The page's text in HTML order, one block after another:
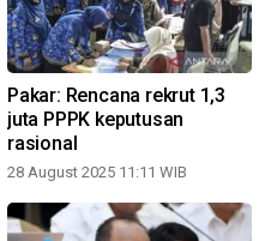
Pakar: Rencana rekrut 1,3
juta PPPK keputusan
rasional
28 August 2025 11:11 WIB